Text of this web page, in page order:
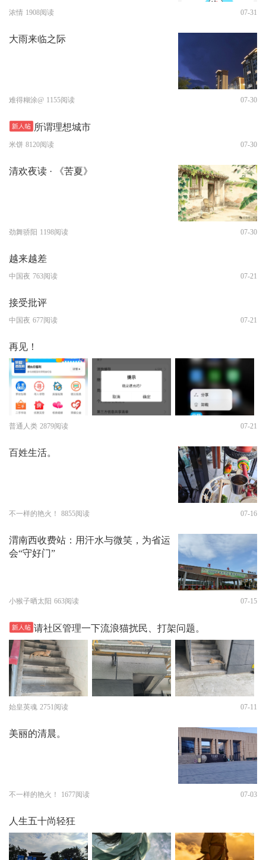
浓情 1908阅读 07-31
大雨来临之际
难得糊涂@ 1155阅读 07-30
所谓理想城市
米饼 8120阅读 07-30
清欢夜读 · 《苦夏》
劲舞骄阳 1198阅读 07-30
越来越差
中国夜 763阅读 07-21
接受批评
中国夜 677阅读 07-21
再见！
普通人类 2879阅读 07-21
百姓生活。
不一样的艳火！ 8855阅读 07-16
渭南西收费站：用汗水与微笑，为省运
会“守好门”
小猴子晒太阳 663阅读 07-15
请社区管理一下流浪猫扰民、打架问题。
始皇英魂 2751阅读 07-11
美丽的清晨。
不一样的艳火！ 1677阅读 07-03
人生五十尚轻狂